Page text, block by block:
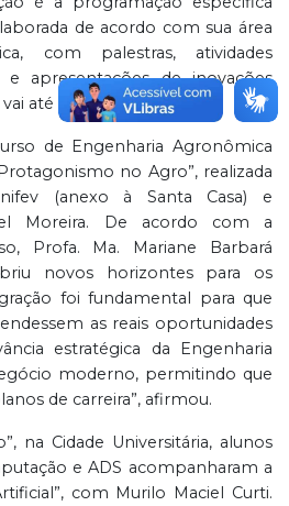
de acordo com sua área
com palestras, atividades
e apresentações de inovações
até sexta-feira (17/04).
de Engenharia Agronômica
no Agro”, realizada
(anexo à Santa Casa) e
Moreira. De acordo com a
Profa. Ma. Mariane Barbará
novos horizontes para os
foi fundamental para que
as reais oportunidades
estratégica da Engenharia
moderno, permitindo que
de carreira”, afirmou.
na Cidade Universitária, alunos
e ADS acompanharam a
com Murilo Maciel Curti.